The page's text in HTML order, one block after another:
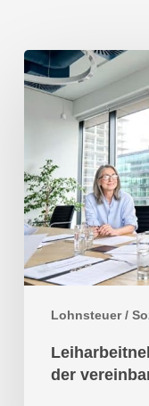
Lohnsteuer /
Besonderheiten
vereinbarten
Einsatzdauer
der